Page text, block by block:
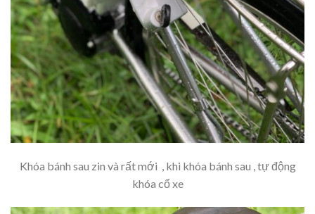
Khóa bánh sau zin và rất mới , khi khóa bánh sau , tự động
khóa cổ xe